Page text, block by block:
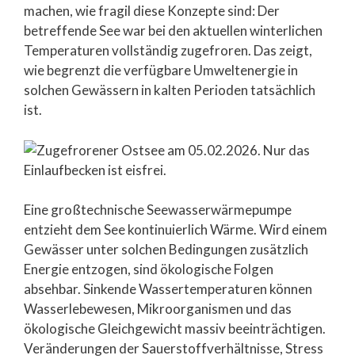
machen, wie fragil diese Konzepte sind: Der
betreffende See war bei den aktuellen winterlichen
Temperaturen vollständig zugefroren. Das zeigt,
wie begrenzt die verfügbare Umweltenergie in
solchen Gewässern in kalten Perioden tatsächlich
ist.
Eine großtechnische Seewasserwärmepumpe
entzieht dem See kontinuierlich Wärme. Wird einem
Gewässer unter solchen Bedingungen zusätzlich
Energie entzogen, sind ökologische Folgen
absehbar. Sinkende Wassertemperaturen können
Wasserlebewesen, Mikroorganismen und das
ökologische Gleichgewicht massiv beeinträchtigen.
Veränderungen der Sauerstoffverhältnisse, Stress